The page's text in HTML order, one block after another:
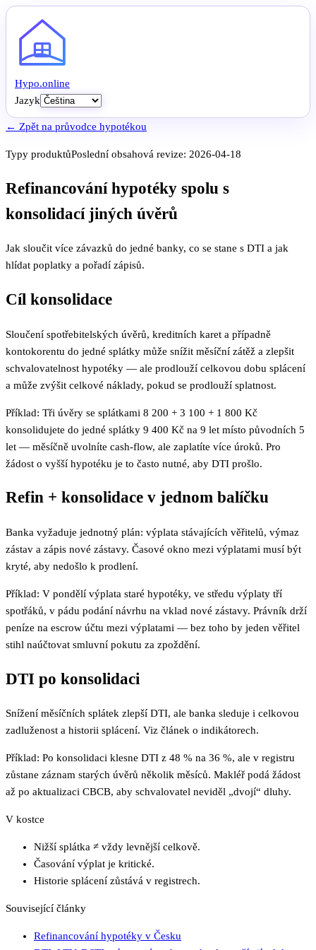
Hypo.online
Jazyk
← Zpět na průvodce hypotékou
Typy produktůPoslední obsahová revize: 2026-04-18
Refinancování hypotéky spolu s
konsolidací jiných úvěrů
Jak sloučit více závazků do jedné banky, co se stane s DTI a jak
hlídat poplatky a pořadí zápisů.
Cíl konsolidace
Sloučení spotřebitelských úvěrů, kreditních karet a případně
kontokorentu do jedné splátky může snížit měsíční zátěž a zlepšit
schvalovatelnost hypotéky — ale prodlouží celkovou dobu splácení
a může zvýšit celkové náklady, pokud se prodlouží splatnost.
Příklad: Tři úvěry se splátkami 8 200 + 3 100 + 1 800 Kč
konsolidujete do jedné splátky 9 400 Kč na 9 let místo původních 5
let — měsíčně uvolníte cash-flow, ale zaplatíte více úroků. Pro
žádost o vyšší hypotéku je to často nutné, aby DTI prošlo.
Refin + konsolidace v jednom balíčku
Banka vyžaduje jednotný plán: výplata stávajících věřitelů, výmaz
zástav a zápis nové zástavy. Časové okno mezi výplatami musí být
kryté, aby nedošlo k prodlení.
Příklad: V pondělí výplata staré hypotéky, ve středu výplaty tří
spotřáků, v pádu podání návrhu na vklad nové zástavy. Právník drží
peníze na escrow účtu mezi výplatami — bez toho by jeden věřitel
stihl naúčtovat smluvní pokutu za zpoždění.
DTI po konsolidaci
Snížení měsíčních splátek zlepší DTI, ale banka sleduje i celkovou
zadluženost a historii splácení. Viz článek o indikátorech.
Příklad: Po konsolidaci klesne DTI z 48 % na 36 %, ale v registru
zůstane záznam starých úvěrů několik měsíců. Makléř podá žádost
až po aktualizaci CBCB, aby schvalovatel neviděl „dvojí“ dluhy.
V kostce
Nižší splátka ≠ vždy levnější celkově.
Časování výplat je kritické.
Historie splácení zůstává v registrech.
Související články
Refinancování hypotéky v Česku